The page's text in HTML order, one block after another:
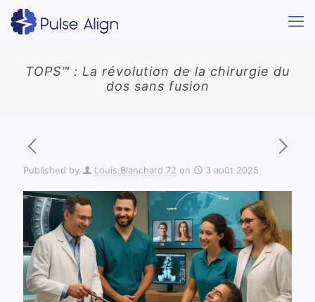
TOPS™ : La révolution de la chirurgie du
dos sans fusion
Published by Louis.Blanchard.72 on 3 août 2025